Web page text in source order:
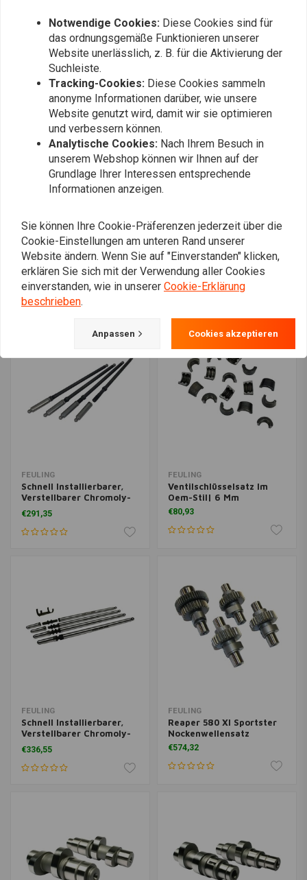
M8 HP+ Performance
Stößelstangen
€223,53
Hp+ Verstellbarer
Chromoly-
Stösselstangensatz Für
Evo
€261,23
FEULING
Entlastungsventil-
Kolben-Ölpumpe
€17,08
FEULING
Ersatz-Luftregler
€38,82
FEULING
Schnell Installierbarer,
Verstellbarer Chromoly-
Stösselstangensatz| Tc
€291,35
FEULING
Ventilschlüsselsatz Im
Oem-Stil| 6 Mm
€80,93
FEULING
Schnell Installierbarer,
Verstellbarer Chromoly-
Stösselstangensatz| Evo
€336,55
FEULING
Reaper 580 Xl Sportster
Nockenwellensatz
€574,32
Notwendige Cookies: Diese Cookies sind für
das ordnungsgemäße Funktionieren unserer
Website unerlässlich, z. B. für die Aktivierung der
Suchleiste.
Tracking-Cookies: Diese Cookies sammeln
anonyme Informationen darüber, wie unsere
Website genutzt wird, damit wir sie optimieren
und verbessern können.
Analytische Cookies: Nach Ihrem Besuch in
unserem Webshop können wir Ihnen auf der
Grundlage Ihrer Interessen entsprechende
Informationen anzeigen.
Sie können Ihre Cookie-Präferenzen jederzeit über die
Cookie-Einstellungen am unteren Rand unserer
Website ändern. Wenn Sie auf "Einverstanden" klicken,
erklären Sie sich mit der Verwendung aller Cookies
einverstanden, wie in unserer Cookie-Erklärung
beschrieben.
Anpassen Cookies akzeptieren